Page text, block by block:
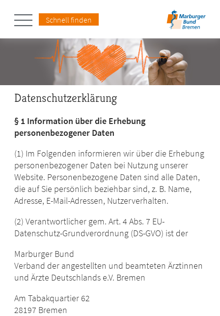
Schnell finden
Datenschutzerklärung
§ 1 Information über die Erhebung
personenbezogener Daten
(1) Im Folgenden informieren wir über die Erhebung
personenbezogener Daten bei Nutzung unserer
Website. Personenbezogene Daten sind alle Daten,
die auf Sie persönlich beziehbar sind, z. B. Name,
Adresse, E-Mail-Adressen, Nutzerverhalten.
(2) Verantwortlicher gem. Art. 4 Abs. 7 EU-
Datenschutz-Grundverordnung (DS-GVO) ist der
Marburger Bund
Verband der angestellten und beamteten Ärztinnen
und Ärzte Deutschlands e.V. Bremen
Am Tabakquartier 62
28197 Bremen